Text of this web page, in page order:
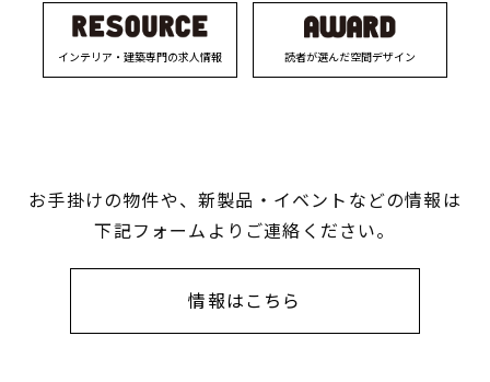
インテリア・建築専門の求人情報 読者が選んだ空間デザイン
お手掛けの物件や、新製品・イベントなどの情報は
下記フォームよりご連絡ください。
情報はこちら